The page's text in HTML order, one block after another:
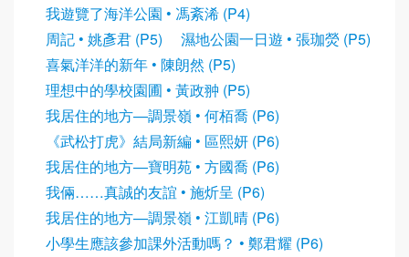
我遊覽了海洋公園 • 馮紊浠 (P4)
周記 • 姚彥君 (P5)
濕地公園一日遊 • 張珈熒 (P5)
喜氣洋洋的新年 • 陳朗然 (P5)
理想中的學校園圃 • 黃政翀 (P5)
我居住的地方—調景嶺 • 何栢喬 (P6)
《武松打虎》結局新編 • 區熙妍 (P6)
我居住的地方—寶明苑 • 方國喬 (P6)
我倆……真誠的友誼 • 施炘呈 (P6)
我居住的地方—調景嶺 • 江凱晴 (P6)
小學生應該參加課外活動嗎？ • 鄭君耀 (P6)